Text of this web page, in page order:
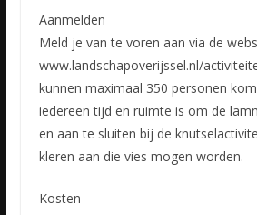
Aanmelden
Meld je van te voren aan via de
www.landschapoverijssel.nl/
kunnen maximaal 350 personen
iedereen tijd en ruimte is om de
en aan te sluiten bij de
kleren aan die vies mogen worden.
Kosten